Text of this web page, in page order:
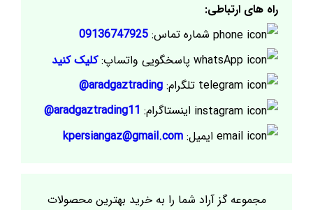
راه های ارتباطی:
شماره تماس: 09136747925
پاسخگویی واتساپ:کلیک کنید
تلگرام: aradgaztrading@
اینستاگرام: aradgaztrading11@
ایمیل: kpersiangaz@gmail.com
مجموعه گز آراد شما را به خرید بهترین محصولات